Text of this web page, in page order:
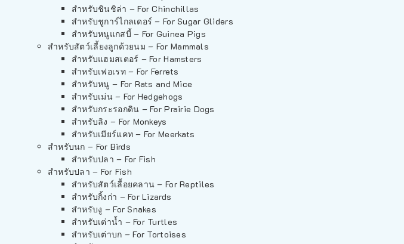
สำหรับชินชิล่า – For Chinchillas
สำหรับชูการ์ไกลเดอร์ – For Sugar Gliders
สำหรับหนูแกสบี้ – For Guinea Pigs
สำหรับสัตว์เลี้ยงลูกด้วยนม – For Mammals
สำหรับแฮมสเตอร์ – For Hamsters
สำหรับเฟอเรท – For Ferrets
สำหรับหนู – For Rats and Mice
สำหรับเม่น – For Hedgehogs
สำหรับกระรอกดิน – For Prairie Dogs
สำหรับลิง – For Monkeys
สำหรับเมียร์แคท – For Meerkats
สำหรับนก – For Birds
สำหรับปลา – For Fish
สำหรับปลา – For Fish
สำหรับสัตว์เลื้อยคลาน – For Reptiles
สำหรับกิ้งก่า – For Lizards
สำหรับงู – For Snakes
สำหรับเต่าน้ำ – For Turtles
สำหรับเต่าบก – For Tortoises